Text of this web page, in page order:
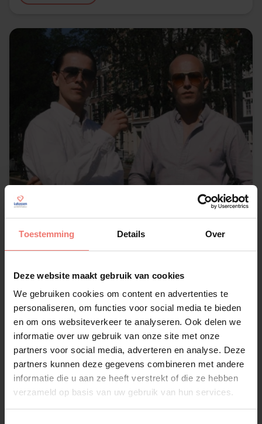
Toestemming Details Over
Deze website maakt gebruik van cookies
We gebruiken cookies om content en advertenties te
personaliseren, om functies voor social media te bieden
en om ons websiteverkeer te analyseren. Ook delen we
informatie over uw gebruik van onze site met onze
partners voor social media, adverteren en analyse. Deze
partners kunnen deze gegevens combineren met andere
informatie die u aan ze heeft verstrekt of die ze hebben
verzameld op basis van uw gebruik van hun services.
Ray & Beer
€ 5000,-
Lees meer